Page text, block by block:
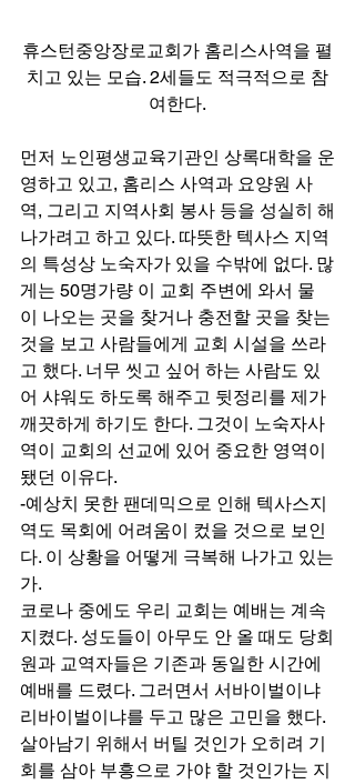
휴스턴중앙장로교회가 홈리스사역을 펼
치고 있는 모습. 2세들도 적극적으로 참
여한다.
먼저 노인평생교육기관인 상록대학을 운
영하고 있고, 홈리스 사역과 요양원 사
역, 그리고 지역사회 봉사 등을 성실히 해
나가려고 하고 있다. 따뜻한 텍사스 지역
의 특성상 노숙자가 있을 수밖에 없다. 많
게는 50명가량 이 교회 주변에 와서 물
이 나오는 곳을 찾거나 충전할 곳을 찾는
것을 보고 사람들에게 교회 시설을 쓰라
고 했다. 너무 씻고 싶어 하는 사람도 있
어 샤워도 하도록 해주고 뒷정리를 제가
깨끗하게 하기도 한다. 그것이 노숙자사
역이 교회의 선교에 있어 중요한 영역이
됐던 이유다.
-예상치 못한 팬데믹으로 인해 텍사스지
역도 목회에 어려움이 컸을 것으로 보인
다. 이 상황을 어떻게 극복해 나가고 있는
가.
코로나 중에도 우리 교회는 예배는 계속
지켰다. 성도들이 아무도 안 올 때도 당회
원과 교역자들은 기존과 동일한 시간에
예배를 드렸다. 그러면서 서바이벌이냐
리바이벌이냐를 두고 많은 고민을 했다.
살아남기 위해서 버틸 것인가 오히려 기
회를 삼아 부흥으로 가야 할 것인가는 지